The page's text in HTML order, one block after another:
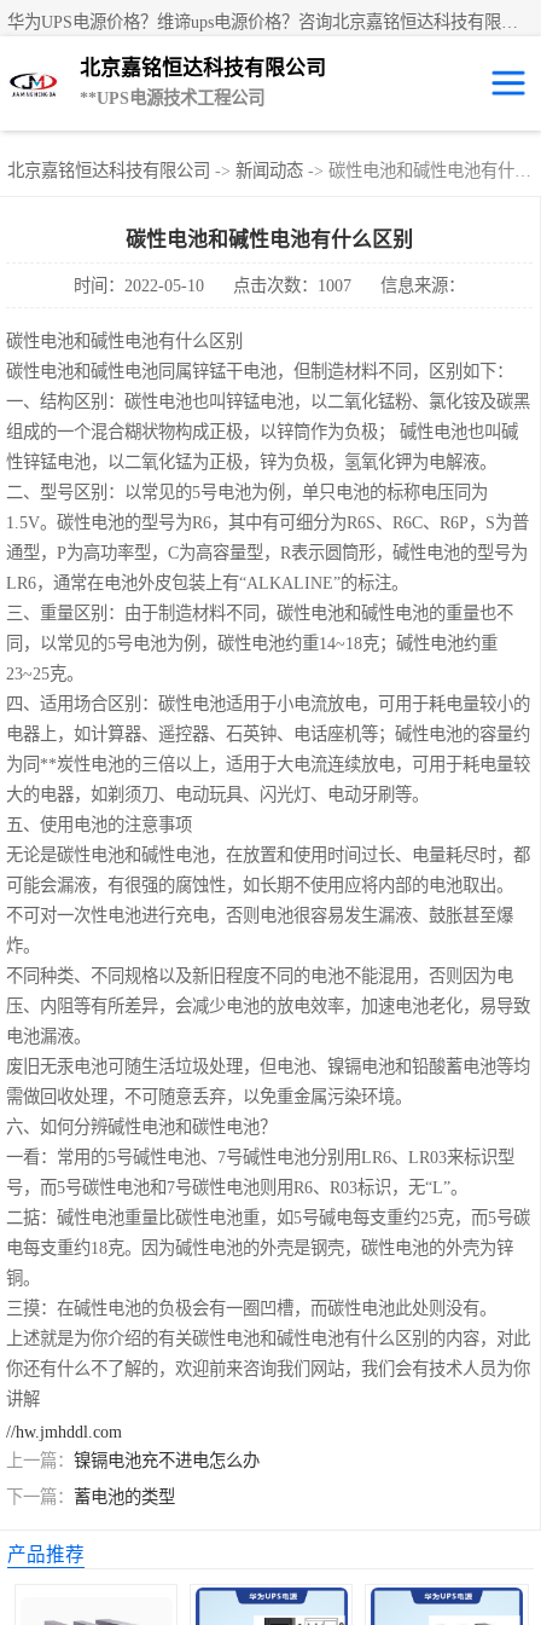
北京嘉铭恒达科技有限公司
**UPS电源技术工程公司
北京嘉铭恒达科技有限公司 -> 新闻动态 -> 碳性电池和碱性电池有什么区别
碳性电池和碱性电池有什么区别
时间：2022-05-10 点击次数：1007 信息来源：
碳性电池和碱性电池有什么区别
碳性电池和碱性电池同属锌锰干电池，但制造材料不同，区别如下：
一、结构区别：碳性电池也叫锌锰电池，以二氧化锰粉、氯化铵及碳黑
组成的一个混合糊状物构成正极，以锌筒作为负极； 碱性电池也叫碱
性锌锰电池，以二氧化锰为正极，锌为负极，氢氧化钾为电解液。
二、型号区别：以常见的5号电池为例，单只电池的标称电压同为
1.5V。碳性电池的型号为R6，其中有可细分为R6S、R6C、R6P，S为普
通型，P为高功率型，C为高容量型，R表示圆筒形，碱性电池的型号为
LR6，通常在电池外皮包装上有“ALKALINE”的标注。
三、重量区别：由于制造材料不同，碳性电池和碱性电池的重量也不
同，以常见的5号电池为例，碳性电池约重14~18克；碱性电池约重
23~25克。
四、适用场合区别：碳性电池适用于小电流放电，可用于耗电量较小的
电器上，如计算器、遥控器、石英钟、电话座机等；碱性电池的容量约
为同**炭性电池的三倍以上，适用于大电流连续放电，可用于耗电量较
大的电器，如剃须刀、电动玩具、闪光灯、电动牙刷等。
五、使用电池的注意事项
无论是碳性电池和碱性电池，在放置和使用时间过长、电量耗尽时，都
可能会漏液，有很强的腐蚀性，如长期不使用应将内部的电池取出。
不可对一次性电池进行充电，否则电池很容易发生漏液、鼓胀甚至爆
炸。
不同种类、不同规格以及新旧程度不同的电池不能混用，否则因为电
压、内阻等有所差异，会减少电池的放电效率，加速电池老化，易导致
电池漏液。
废旧无汞电池可随生活垃圾处理，但电池、镍镉电池和铅酸蓄电池等均
需做回收处理，不可随意丢弃，以免重金属污染环境。
六、如何分辨碱性电池和碳性电池？
一看：常用的5号碱性电池、7号碱性电池分别用LR6、LR03来标识型
号，而5号碳性电池和7号碳性电池则用R6、R03标识，无“L”。
二掂：碱性电池重量比碳性电池重，如5号碱电每支重约25克，而5号碳
电每支重约18克。因为碱性电池的外壳是钢壳，碳性电池的外壳为锌
铜。
三摸：在碱性电池的负极会有一圈凹槽，而碳性电池此处则没有。
上述就是为你介绍的有关碳性电池和碱性电池有什么区别 的内容，对此
你还有什么不了解的，欢迎前来咨询我们网站，我们会有技术人员为你
讲解
//hw.jmhddl.com
上一篇： 镍镉电池充不进电怎么办
下一篇： 蓄电池的类型
产品推荐
华为UPS电源
华为UPS2000-A
系列 (1-3kVA )
华为UPS2000-A
系列 (6-10kVA )
华为UPS2000-G
系列 (1-3kVA )
华为UPS2000-G
系列 (6-20kVA )
华为UPS5000-A
系列 (30-120kVA
)
华为UPS5000-E
系列 (25-75kVA)
华为UPS5000-E
系列 (25-
125kVA)
华为UPS5000-E
系列 (50-
800kVA)
华为FusionPower
系列
（1200kVA）
维谛UPS电源